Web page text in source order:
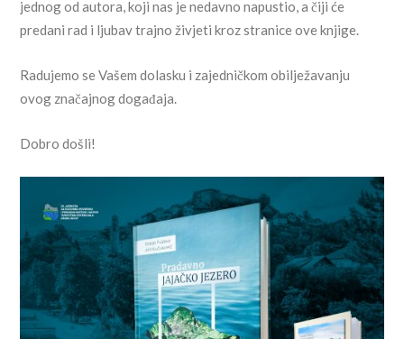
jednog od autora, koji nas je nedavno napustio, a čiji će
predani rad i ljubav trajno živjeti kroz stranice ove knjige.
Radujemo se Vašem dolasku i zajedničkom obilježavanju
ovog značajnog događaja.
Dobro došli!